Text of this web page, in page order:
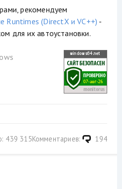
рекомендуем
Runtimes (DirectX и VC++) -
для их автоустановки.
Комментариев: 194
439 315